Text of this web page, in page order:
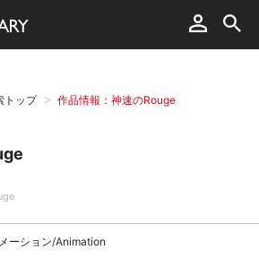
トップ 作品情報：神速のRouge
ーション/Animation